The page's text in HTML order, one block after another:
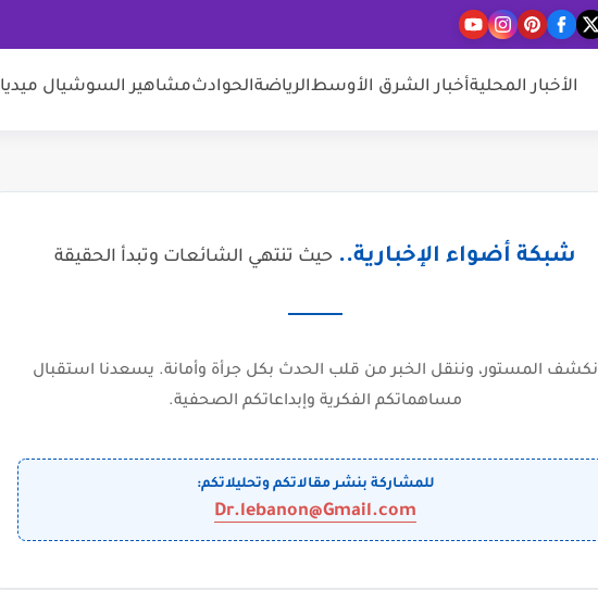
الأخبار المحليةأخبار الشرق الأوسطالرياضةالحوادثمشاهير السوشيال ميديا
شبكة أضواء الإخبارية.. حيث تنتهي الشائعات وتبدأ الحقيقة
نكشف المستور، وننقل الخبر من قلب الحدث بكل جرأة وأمانة. يسعدنا استقبال
مساهماتكم الفكرية وإبداعاتكم الصحفية.
للمشاركة بنشر مقالاتكم وتحليلاتكم:
Dr.lebanon@Gmail.com